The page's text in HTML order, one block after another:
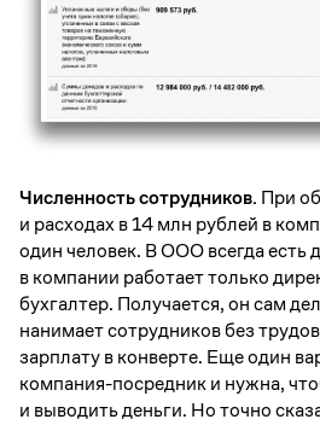
Численность сотрудников. При
и расходах в 14 млн рублей в
один человек. В ООО всегда есть
в компании работает только
бухгалтер. Получается, он сам
нанимает сотрудников без
зарплату в конверте. Еще один
компания-посредник и нужна,
и выводить деньги. Но точно